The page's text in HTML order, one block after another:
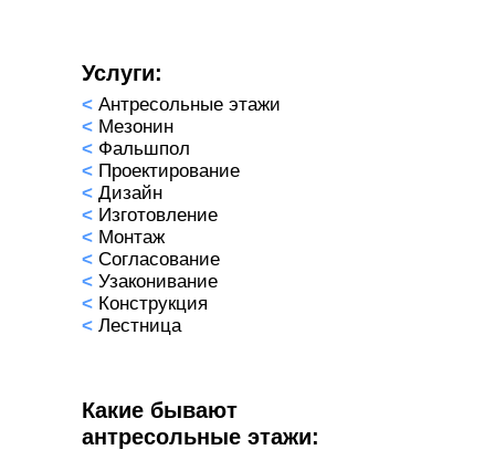
Услуги:
< Антресольные этажи
< Мезонин
< Фальшпол
< Проектирование
< Дизайн
< Изготовление
< Монтаж
< Согласование
< Узаконивание
< Конструкция
< Лестница
Какие бывают
антресольные этажи: